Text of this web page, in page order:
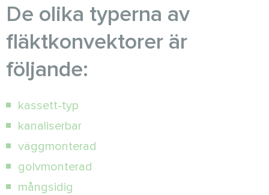
De olika typerna av
fläktkonvektorer är
följande:
kassett-typ
kanaliserbar
väggmonterad
golvmonterad
mångsidig